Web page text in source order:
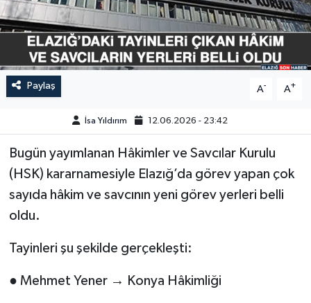
Paylaş A- A+
İsa Yıldırım 12.06.2026 - 23:42
Bugün yayımlanan Hâkimler ve Savcılar Kurulu
(HSK) kararnamesiyle Elazığ’da görev yapan çok
sayıda hâkim ve savcının yeni görev yerleri belli
oldu.
Tayinleri şu şekilde gerçekleşti:
● Mehmet Yener → Konya Hâkimliği
MEDYA
ÖZEL HABER
POLİTİKA
SAĞLIK
SİYASET
SPOR
TEKNOLOJİ
YAŞAM